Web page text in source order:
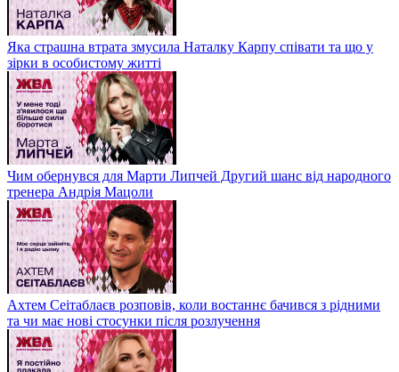
Яка страшна втрата змусила Наталку Карпу співати та що у
зірки в особистому житті
Чим обернувся для Марти Липчей Другий шанс від народного
тренера Андрія Мацоли
Ахтем Сеітаблаєв розповів, коли востаннє бачився з рідними
та чи має нові стосунки після розлучення